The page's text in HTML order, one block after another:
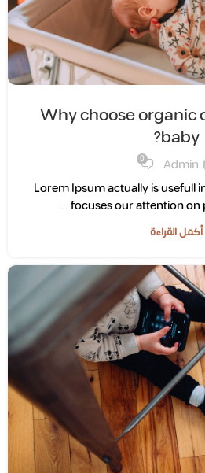
Why choose organic
baby?
Admin
0
Lorem Ipsum actually is usefull
focuses our attention on
أكمل القراءة